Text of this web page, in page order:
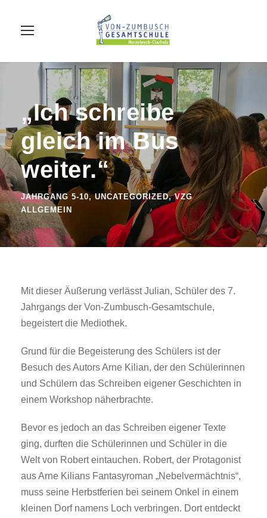
„Ich schreibe
gleich im Bus
weiter.“
JAHRGANG 5-10, UNCATEGORIZED, VZG
ALLGEMEIN
Mit dieser Äußerung verlässt Julian, Schüler des 7.
Jahrgangs der Von-Zumbusch-Gesamtschule,
begeistert die Mediothek.
Grund für die Begeisterung des Schülers ist der
Besuch des Autors Arne Kilian, der den Schülerinnen
und Schülern das Schreiben eigener Geschichten in
einem Workshop näherbrachte.
Bevor es jedoch an das Schreiben eigener Texte
ging, durften die Schülerinnen und Schüler in die
Welt von Robert eintauchen. Robert, der Protagonist
aus Arne Kilians Fantasyroman „Nebelvermächtnis“,
muss seine Herbstferien bei seinem Onkel in einem
kleinen Dorf namens Loch verbringen. Dort entdeckt